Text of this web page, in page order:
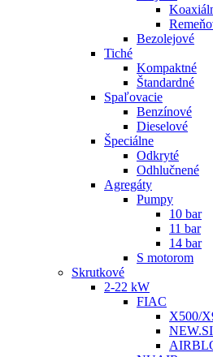
Bezolejové
Tiché
Kompaktné
Štandardné
Spaľovacie
Benzínové
Dieselové
Špeciálne
Odkryté
Odhlučnené
Agregáty
Pumpy
10 bar
11 bar
14 bar
S motorom
Skrutkové
2-22 kW
FIAC
X500/